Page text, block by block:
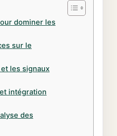
dominer les
sur le
les signaux
intégration
des